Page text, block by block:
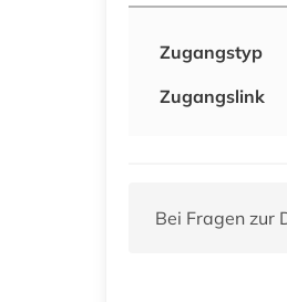
Zugangstyp
Zugangslink
Bei Fragen zur